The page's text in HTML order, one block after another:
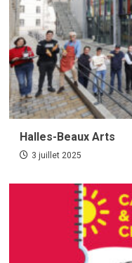
Halles-Beaux Arts
3 juillet 2025